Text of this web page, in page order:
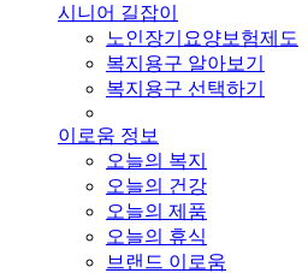
시니어 길잡이
노인장기요양보험제도
복지용구 알아보기
복지용구 선택하기
이로움 정보
오늘의 복지
오늘의 건강
오늘의 제품
오늘의 휴식
브랜드 이로움